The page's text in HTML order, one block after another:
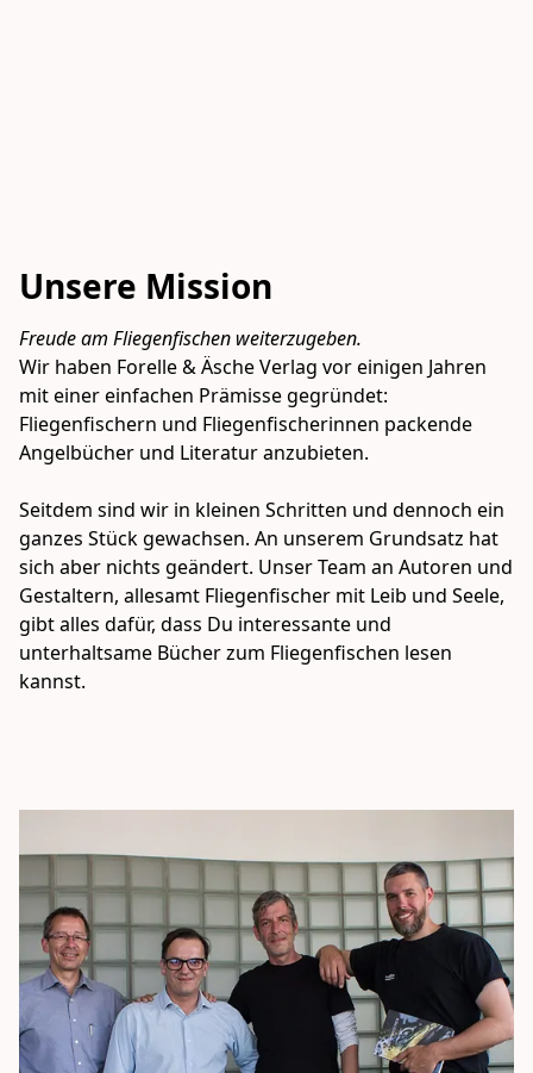
Unsere Mission
Freude am Fliegenfischen weiterzugeben.
Wir haben Forelle & Äsche Verlag vor einigen Jahren
mit einer einfachen Prämisse gegründet:
Fliegenfischern und Fliegenfischerinnen packende
Angelbücher und Literatur anzubieten.
Seitdem sind wir in kleinen Schritten und dennoch ein
ganzes Stück gewachsen. An unserem Grundsatz hat
sich aber nichts geändert. Unser Team an Autoren und
Gestaltern, allesamt Fliegenfischer mit Leib und Seele,
gibt alles dafür, dass Du interessante und
unterhaltsame Bücher zum Fliegenfischen lesen
kannst.